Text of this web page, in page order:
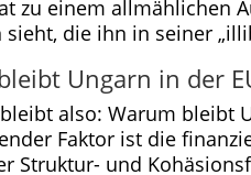
zu einem allmählichen
die ihn in seiner
Ungarn in der
also: Warum bleibt
Faktor ist die
Struktur- und